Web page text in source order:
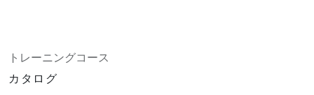
トレーニングコース
カタログ